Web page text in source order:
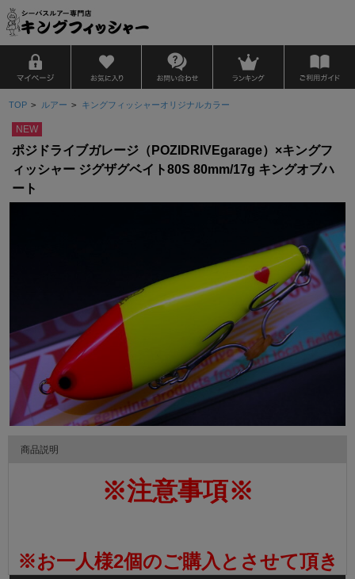
TOP > ルアー > キングフィッシャーオリジナルカラー
NEW
ポジドライブガレージ（POZIDRIVEgarage）×キングフ
ィッシャー ジグザグベイト80S 80mm/17g キングオブハ
ート
商品説明
※注意事項※
※お一人様2個のご購入とさせて頂き